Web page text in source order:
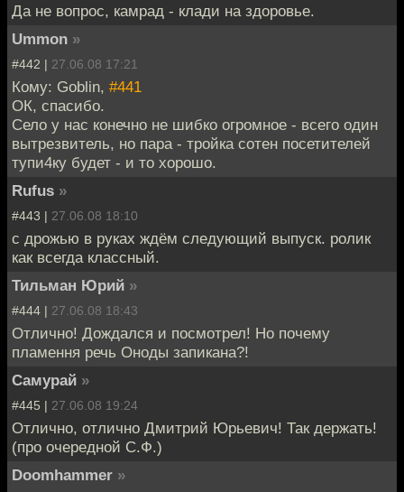
Да не вопрос, камрад - клади на здоровье.
Ummon »
#442 | 27.06.08 17:21
Кому: Goblin, #441
ОК, спасибо.
Село у нас конечно не шибко огромное - всего один
вытрезвитель, но пара - тройка сотен посетителей
тупи4ку будет - и то хорошо.
Rufus »
#443 | 27.06.08 18:10
с дрожью в руках ждём следующий выпуск. ролик
как всегда классный.
Тильман Юрий »
#444 | 27.06.08 18:43
Отлично! Дождался и посмотрел! Но почему
пламення речь Оноды запикана?!
Самурай »
#445 | 27.06.08 19:24
Отлично, отлично Дмитрий Юрьевич! Так держать!
(про очередной С.Ф.)
Doomhammer »